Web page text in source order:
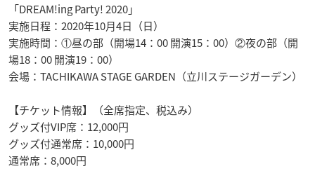
「DREAM!ing Party! 2020」
実施日程：2020年10月4日（日）
実施時間：①昼の部（開場14：00 開演15：00）②夜の部（開
場18：00 開演19：00）
会場：TACHIKAWA STAGE GARDEN（立川ステージガーデン）
【チケット情報】（全席指定、税込み）
グッズ付VIP席：12,000円
グッズ付通常席：10,000円
通常席：8,000円